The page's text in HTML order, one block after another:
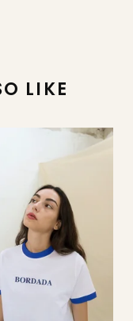
LIKE